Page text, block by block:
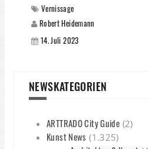
Vernissage
Robert Heidemann
14. Juli 2023
NEWSKATEGORIEN
ARTTRADO City Guide (2)
Kunst News (1.325)